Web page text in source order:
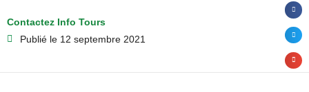
Contactez Info Tours
Publié le 12 septembre 2021